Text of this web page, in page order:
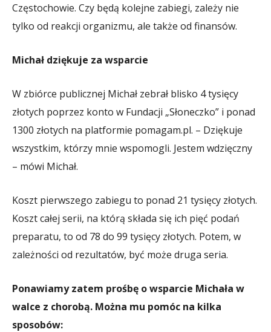
Częstochowie. Czy będą kolejne zabiegi, zależy nie
tylko od reakcji organizmu, ale także od finansów.
Michał dziękuje za wsparcie
W zbiórce publicznej Michał zebrał blisko 4 tysięcy
złotych poprzez konto w Fundacji „Słoneczko” i ponad
1300 złotych na platformie pomagam.pl. – Dziękuje
wszystkim, którzy mnie wspomogli. Jestem wdzięczny
– mówi Michał.
Koszt pierwszego zabiegu to ponad 21 tysięcy złotych.
Koszt całej serii, na którą składa się ich pięć podań
preparatu, to od 78 do 99 tysięcy złotych. Potem, w
zależności od rezultatów, być może druga seria.
Ponawiamy zatem prośbę o wsparcie Michała w
walce z chorobą. Można mu pomóc na kilka
sposobów: